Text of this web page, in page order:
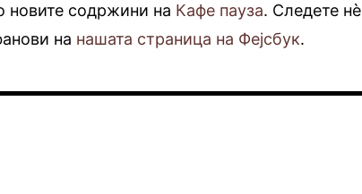
новите содржини на Кафе пауза. Следете нè
на нашата страница на Фејсбук.